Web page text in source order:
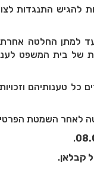
למתן החלטה אחרת
של בית המשפט
כל טענותיהם
לאחר השמטת
.
קבלאן.